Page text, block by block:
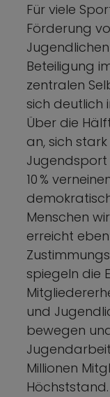
Für viele
Förderung
Beteiligung
zentralen
sich deutlich
Über die
an, sich
Jugendsport
10 %
Menschen
erreicht
spiegeln die
und
bewegen
Millionen
Höchststand.